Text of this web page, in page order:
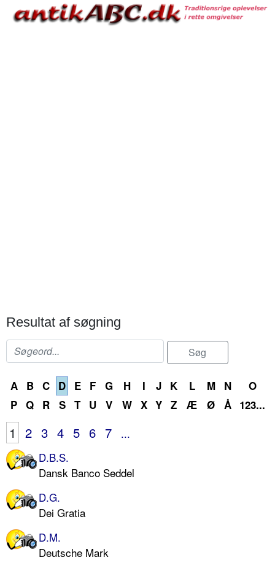
Resultat af søgning
A B C D E F G H I J K L M N
O
P Q R S T U V W X Y Z Æ Ø Å 123...
1 2 3 4 5 6 7
...
D.B.S.
Dansk Banco Seddel
D.G.
Dei Gratia
D.M.
Deutsche Mark